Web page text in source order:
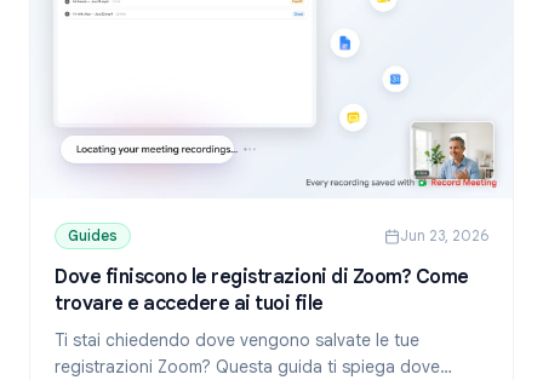
Guides Jun 23, 2026
Dove finiscono le registrazioni di Zoom? Come
trovare e accedere ai tuoi file
Ti stai chiedendo dove vengono salvate le tue
registrazioni Zoom? Questa guida ti spiega dove